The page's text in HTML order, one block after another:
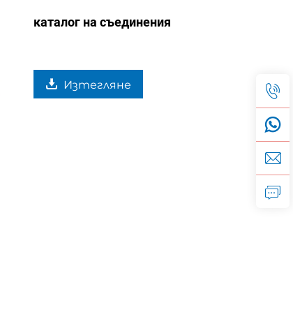
каталог на съединения
Изтегляне